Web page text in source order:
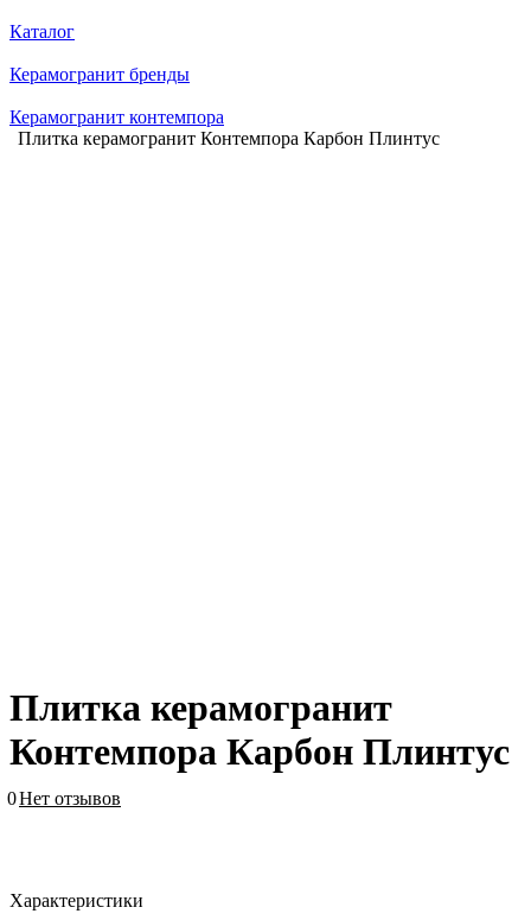
Каталог
Керамогранит бренды
Керамогранит контемпора
Плитка керамогранит Контемпора Карбон Плинтус
Плитка керамогранит
Контемпора Карбон Плинтус
0Нет отзывов
Характеристики